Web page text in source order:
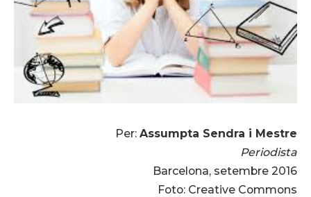
Per: Assumpta Sendra i Mestre
Periodista
Barcelona, setembre 2016
Foto: Creative Commons